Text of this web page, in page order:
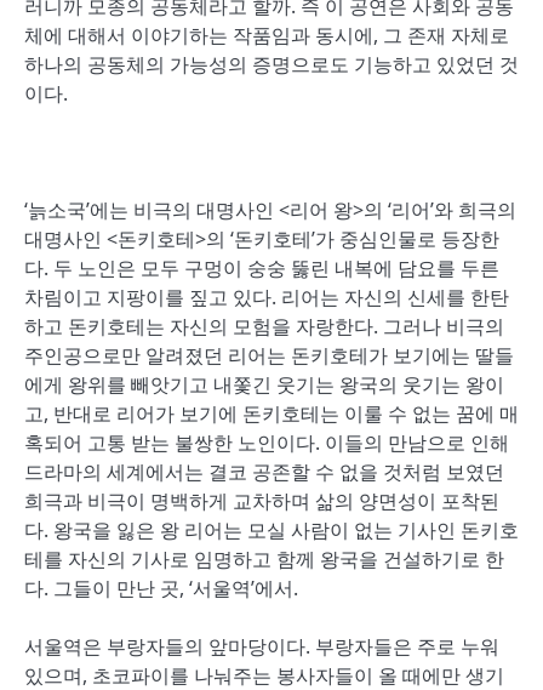
러니까 모종의 공동체라고 할까. 즉 이 공연은 사회와 공동
체에 대해서 이야기하는 작품임과 동시에, 그 존재 자체로
하나의 공동체의 가능성의 증명으로도 기능하고 있었던 것
이다.
‘늙소국’에는 비극의 대명사인 <리어 왕>의 ‘리어’와 희극의
대명사인 <돈키호테>의 ‘돈키호테’가 중심인물로 등장한
다. 두 노인은 모두 구멍이 숭숭 뚫린 내복에 담요를 두른
차림이고 지팡이를 짚고 있다. 리어는 자신의 신세를 한탄
하고 돈키호테는 자신의 모험을 자랑한다. 그러나 비극의
주인공으로만 알려졌던 리어는 돈키호테가 보기에는 딸들
에게 왕위를 빼앗기고 내쫓긴 웃기는 왕국의 웃기는 왕이
고, 반대로 리어가 보기에 돈키호테는 이룰 수 없는 꿈에 매
혹되어 고통 받는 불쌍한 노인이다. 이들의 만남으로 인해
드라마의 세계에서는 결코 공존할 수 없을 것처럼 보였던
희극과 비극이 명백하게 교차하며 삶의 양면성이 포착된
다. 왕국을 잃은 왕 리어는 모실 사람이 없는 기사인 돈키호
테를 자신의 기사로 임명하고 함께 왕국을 건설하기로 한
다. 그들이 만난 곳, ‘서울역’에서.
서울역은 부랑자들의 앞마당이다. 부랑자들은 주로 누워
있으며, 초코파이를 나눠주는 봉사자들이 올 때에만 생기